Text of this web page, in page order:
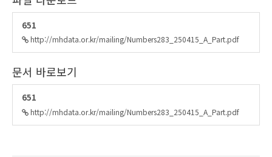
651
http://mhdata.or.kr/mailing/Numbers283_250415_A_Part.pdf
문서 바로보기
651
http://mhdata.or.kr/mailing/Numbers283_250415_A_Part.pdf